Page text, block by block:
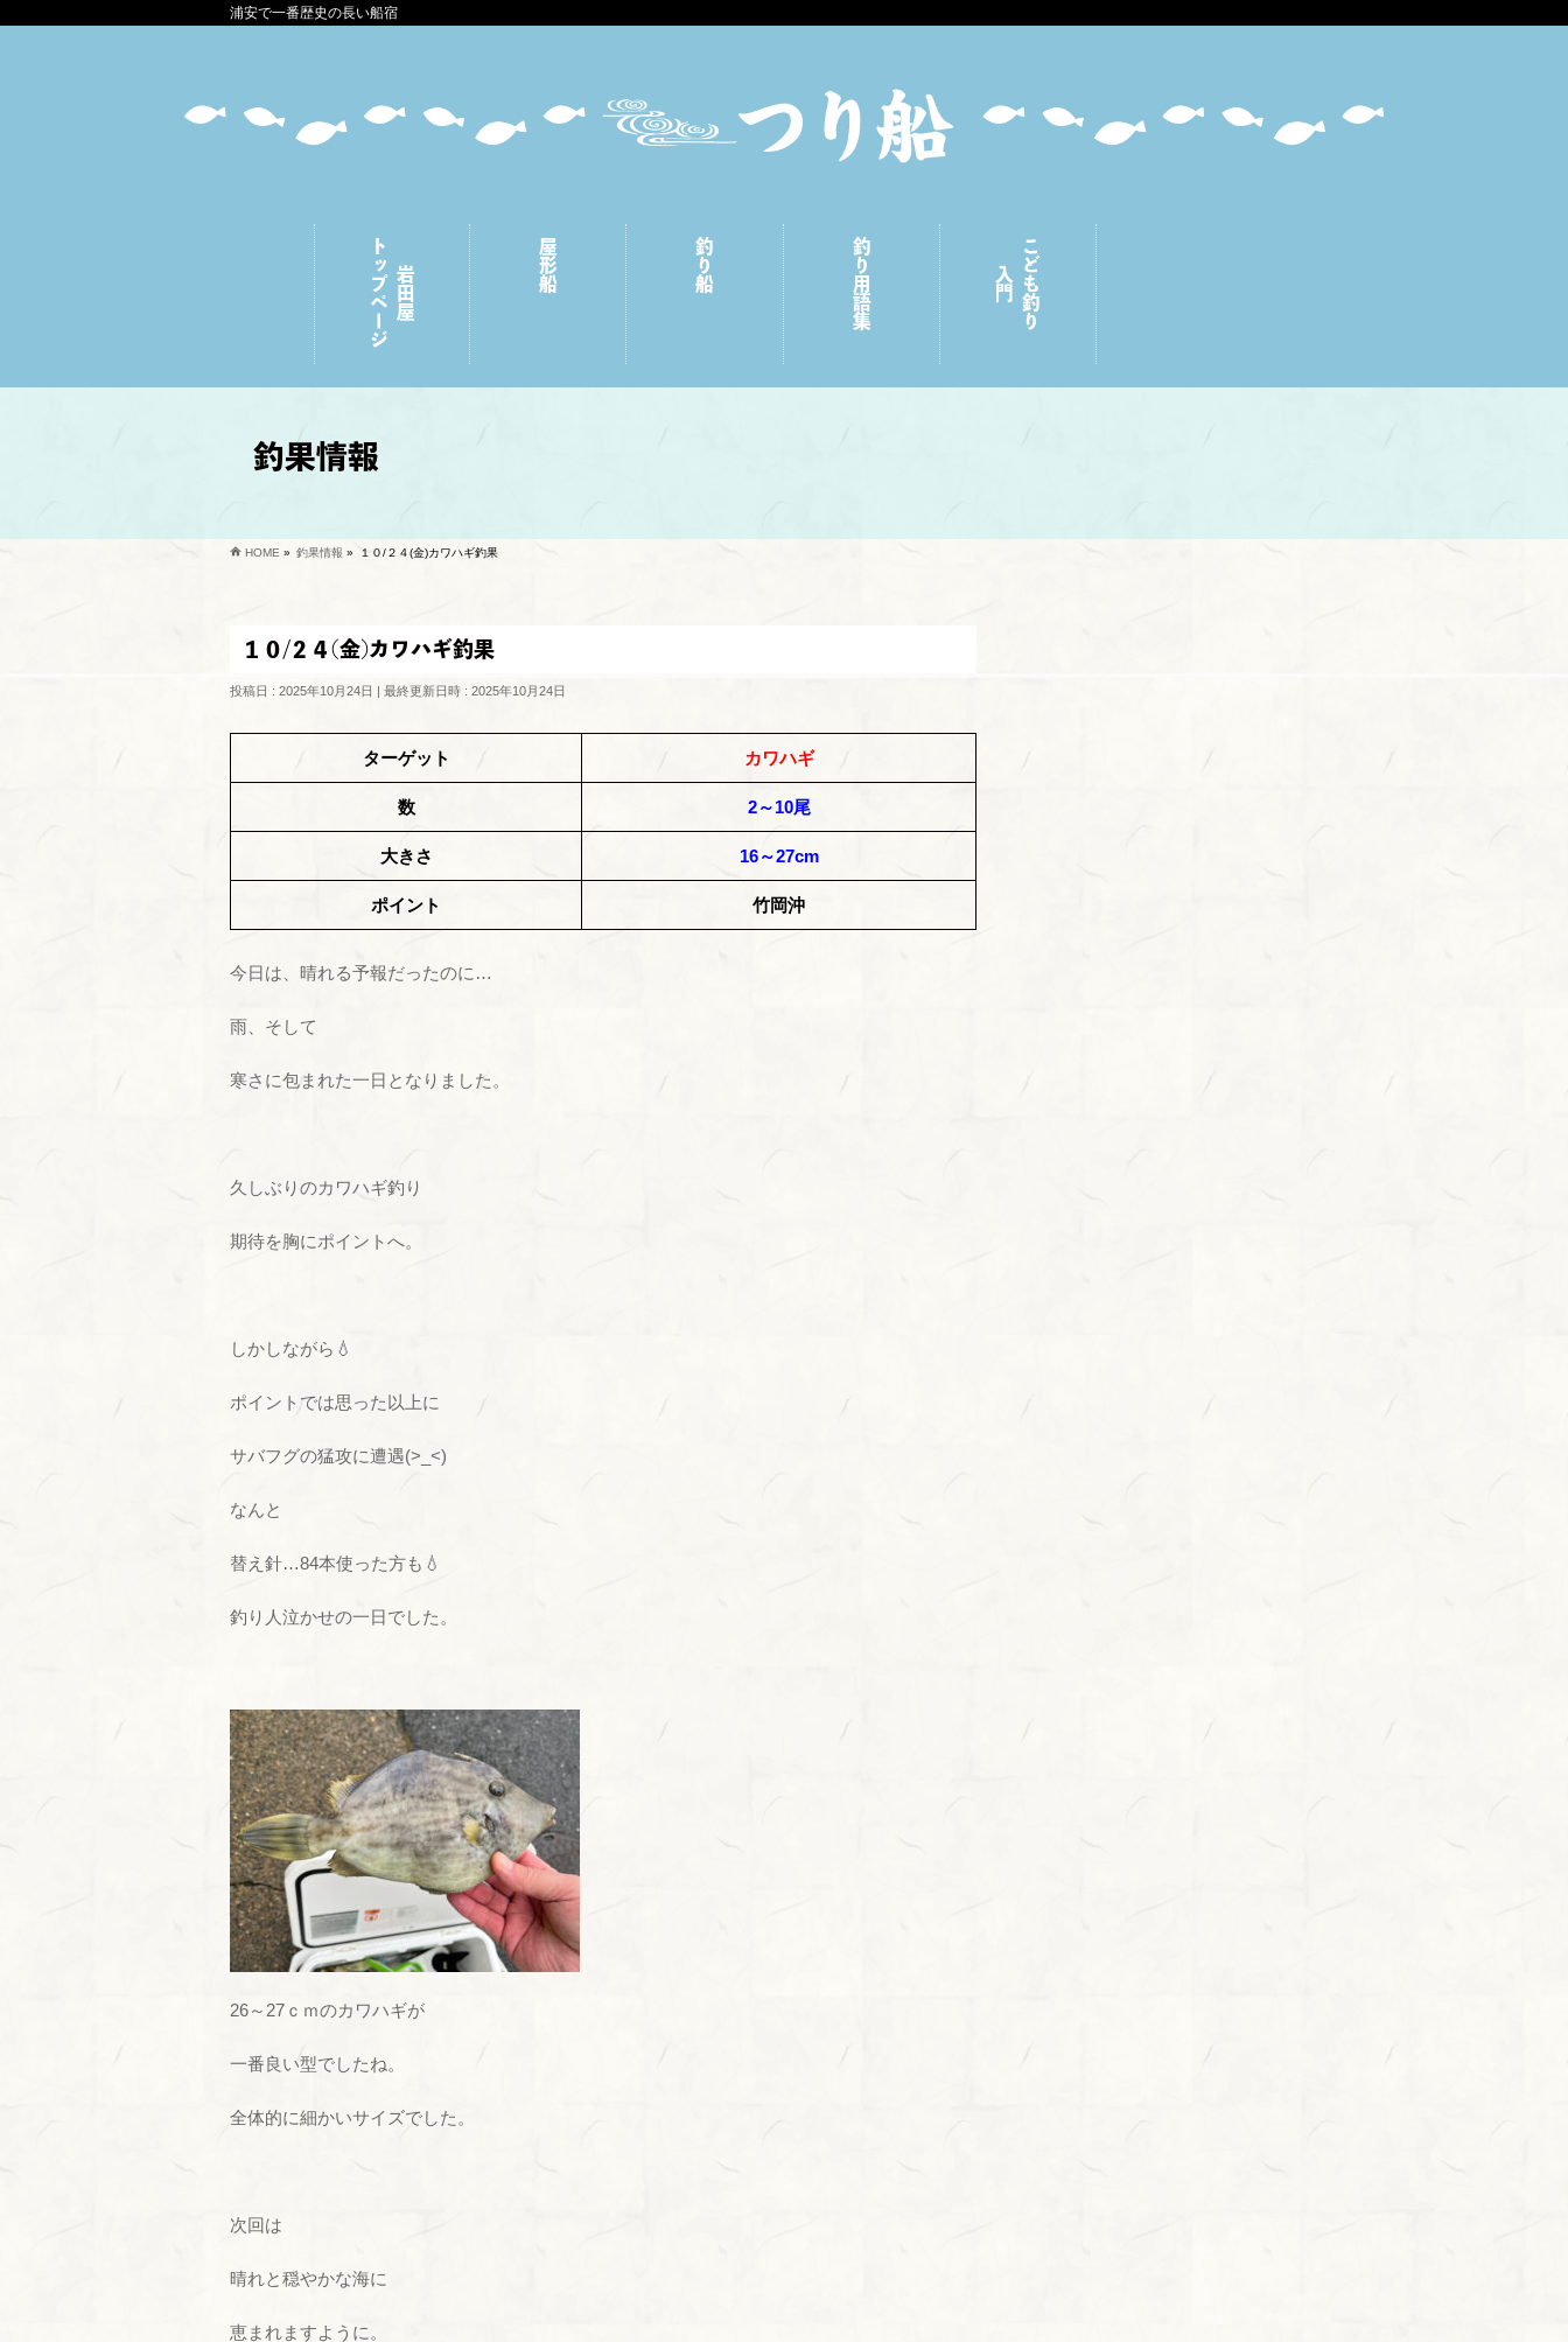
浦安で一番歴史の長い船宿
岩田屋
トップページ 屋形船 釣り船 釣り用語集 こども釣り
入門
釣果情報
HOME » 釣果情報 » １０/２４(金)カワハギ釣果
１０/２４(金)カワハギ釣果
投稿日 : 2025年10月24日 最終更新日時 : 2025年10月24日
ターゲット カワハギ
数 2～10尾
大きさ 16～27cm
ポイント 竹岡沖
今日は、晴れる予報だったのに…
雨、そして
寒さに包まれた一日となりました。
久しぶりのカワハギ釣り
期待を胸にポイントへ。
しかしながら💧
ポイントでは思った以上に
サバフグの猛攻に遭遇(>_<)
なんと
替え針…84本使った方も💧
釣り人泣かせの一日でした。
26～27ｃｍのカワハギが
一番良い型でしたね。
全体的に細かいサイズでした。
次回は
晴れと穏やかな海に
恵まれますように。